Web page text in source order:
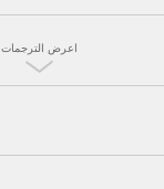
اعرض الترجمات